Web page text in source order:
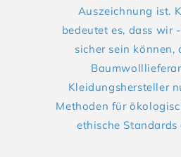
Auszeichnung ist.
bedeutet es, dass wir
sicher sein können,
Kleidungshersteller
Methoden für
ethische Standards